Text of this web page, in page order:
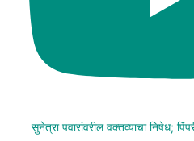
सुनेत्रा पवारांवरील वक्तव्याचा निषेध;